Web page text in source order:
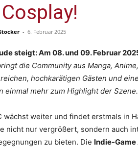
- 6. Februar 2025
steigt: Am 08. und 09. Februar
die Community aus Manga,
hochkarätigen Gästen und
einmal mehr zum Highlight der Szene.
wächst weiter und findet erstmals in
nicht nur vergrößert, sondern auch
zu bieten. Die Indie-Game